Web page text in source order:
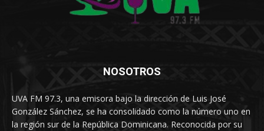
NOSOTROS
UVA FM 97.3, una emisora bajo la dirección de Luis José
González Sánchez, se ha consolidado como la número uno en
la región sur de la República Dominicana. Reconocida por su